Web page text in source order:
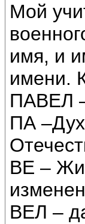
Мой
имя, и
имени.
ПАВЕЛ
ПА
ВЕ –
ВЕЛ –